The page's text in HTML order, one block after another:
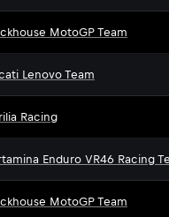
MotoGP Team
Lenovo Team
Racing
Enduro VR46 Racing
MotoGP Team